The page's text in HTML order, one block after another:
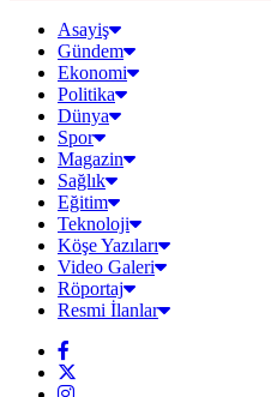
Asayiş
Gündem
Ekonomi
Politika
Dünya
Spor
Magazin
Sağlık
Eğitim
Teknoloji
Köşe Yazıları
Video Galeri
Röportaj
Resmi İlanlar